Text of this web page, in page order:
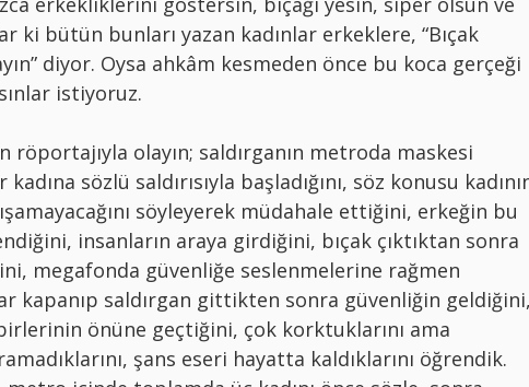
ki bütün bunları yazan kadınlar erkeklere, “Bıçak
diyor. Oysa ahkâm kesmeden önce bu koca gerçeği
istiyoruz.
röportajıyla olayın; saldırganın metroda maskesi
sözlü saldırısıyla başladığını, söz konusu
söyleyerek müdahale ettiğini, erkeğin bu
insanların araya girdiğini, bıçak çıktıktan sonra
megafonda güvenliğe seslenmelerine rağmen
kapanıp saldırgan gittikten sonra güvenliğin
önüne geçtiğini, çok korktuklarını ama
şans eseri hayatta kaldıklarını öğrendik.